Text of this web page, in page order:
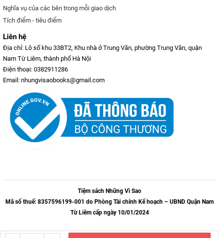
Nghĩa vụ của các bên trong mỗi giao dịch
Tích điểm - tiêu điểm
Liên hệ
Địa chỉ: Lô số khu 33BT2, Khu nhà ở Trung Văn, phường Trung Văn, quận
Nam Từ Liêm, thành phố Hà Nội
Điện thoại: 0382911286
Email: nhungvisaobooks@gmail.com
Tiệm sách Những Vì Sao
Mã số thuế: 8357596199-001 do Phòng Tài chính Kế hoạch – UBND Quận Nam
Từ Liêm cấp ngày 10/01/2024